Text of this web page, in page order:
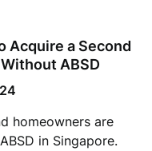
Acquire a Second
ABSD
homeowners are
in Singapore.